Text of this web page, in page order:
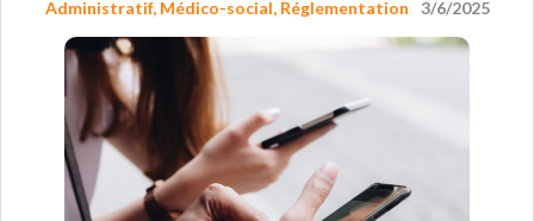
Administratif, Médico-social, Réglementation 3/6/2025